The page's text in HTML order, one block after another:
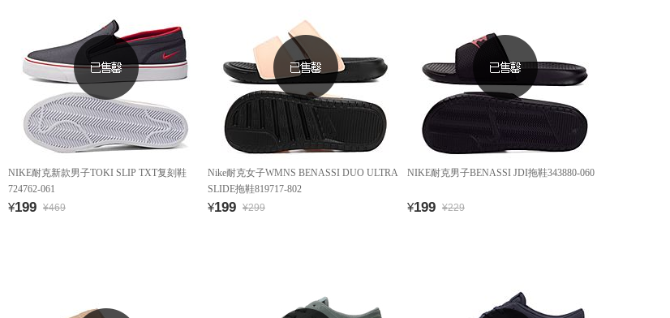
NIKE耐克新款男子TOKI SLIP TXT复刻鞋
724762-061
¥199 ¥469
Nike耐克女子WMNS BENASSI DUO ULTRA
SLIDE拖鞋819717-802
¥199 ¥299
NIKE耐克男子BENASSI JDI拖鞋343880-060
¥199 ¥229